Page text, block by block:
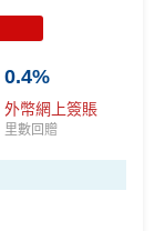
off-topic但對我
包括DCC)無
0.4%
外幣網上簽賬
里數回贈